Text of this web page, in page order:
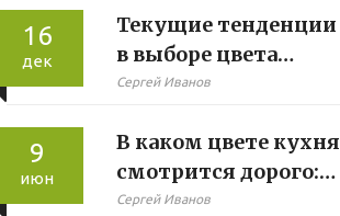
16
дек
Текущие тенденции
в выборе цвета
комодов: как
оттенок
Сергей Иванов
9
июн
В каком цвете кухня
смотрится дорого:
практическое
Сергей Иванов